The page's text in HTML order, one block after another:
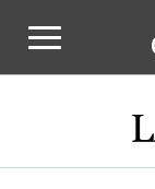
Actualidad